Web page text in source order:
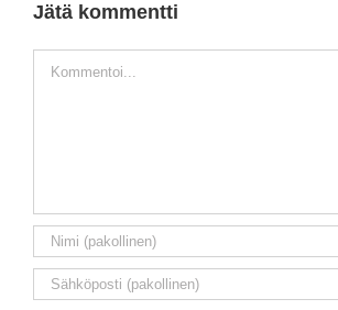
Jätä kommentti